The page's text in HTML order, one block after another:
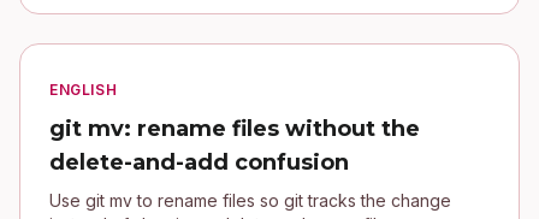
ENGLISH
git mv: rename files without the
delete-and-add confusion
Use git mv to rename files so git tracks the change